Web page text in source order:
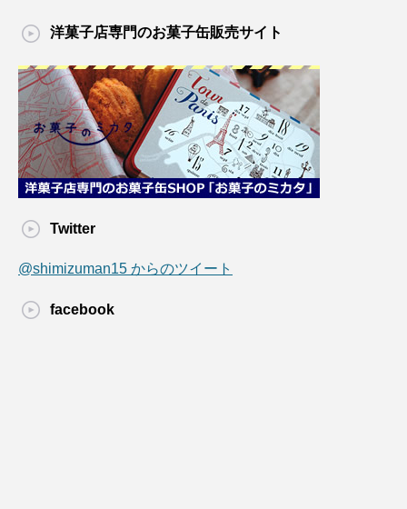
洋菓子店専門のお菓子缶販売サイト
Twitter
@shimizuman15 からのツイート
facebook